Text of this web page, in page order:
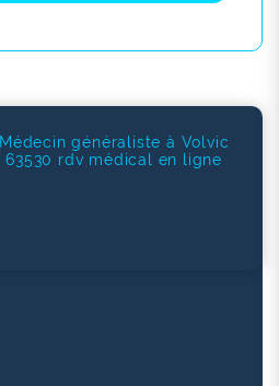
Médecin généraliste à Volvic
63530 rdv médical en ligne